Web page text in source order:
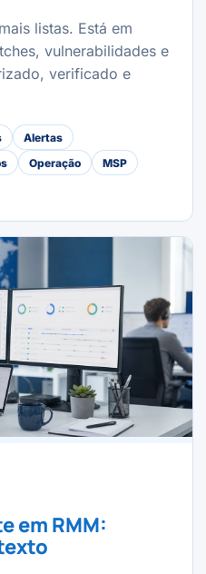
listas. Está em
vulnerabilidades e
verificado e
Alertas
Operação
MSP
em RMM: